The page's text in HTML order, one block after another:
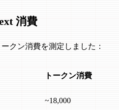
消費
クン消費を測定しました：
トークン消費
~18,000